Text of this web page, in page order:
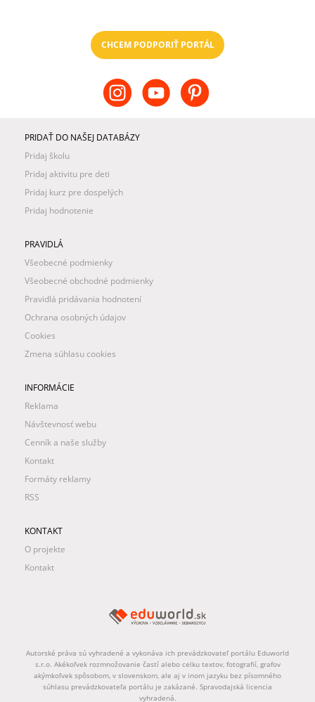
CHCEM PODPORIŤ PORTÁL
PRIDAŤ DO NAŠEJ DATABÁZY
Pridaj školu
Pridaj aktivitu pre deti
Pridaj kurz pre dospelých
Pridaj hodnotenie
PRAVIDLÁ
Všeobecné podmienky
Všeobecné obchodné podmienky
Pravidlá pridávania hodnotení
Ochrana osobných údajov
Cookies
Zmena súhlasu cookies
INFORMÁCIE
Reklama
Návštevnosť webu
Cenník a naše služby
Kontakt
Formáty reklamy
RSS
KONTAKT
O projekte
Kontakt
Autorské práva sú vyhradené a vykonáva ich prevádzkovateľ portálu Eduworld
s.r.o. Akékoľvek rozmnožovanie častí alebo celku textov, fotografií, grafov
akýmkoľvek spôsobom, v slovenskom, ale aj v inom jazyku bez písomného
súhlasu prevádzkovateľa portálu je zakázané. Spravodajská licencia
vyhradená.